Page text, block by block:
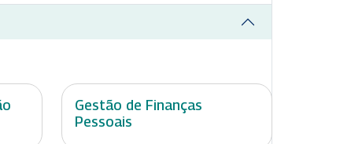
Gestão de Finanças
Pessoais